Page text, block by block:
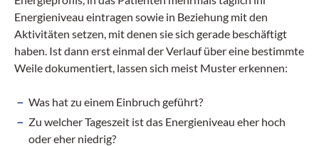
Energieniveau eintragen sowie in Beziehung mit den
Aktivitäten setzen, mit denen sie sich gerade beschäftigt
haben. Ist dann erst einmal der Verlauf über eine bestimmte
Weile dokumentiert, lassen sich meist Muster erkennen:
Was hat zu einem Einbruch geführt?
Zu welcher Tageszeit ist das Energieniveau eher hoch
oder eher niedrig?